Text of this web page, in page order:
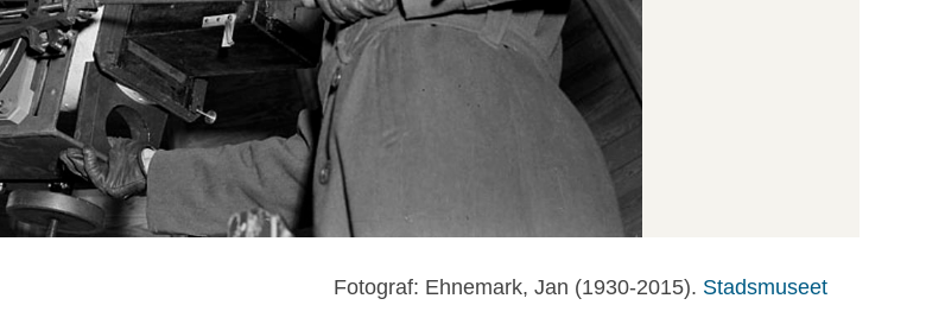
Fotograf: Ehnemark, Jan (1930-2015). Stadsmuseet